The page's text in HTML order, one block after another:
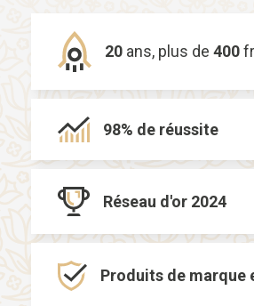
20 ans, plus de 400
98% de réussite
Réseau d'or 2024
Produits de marque